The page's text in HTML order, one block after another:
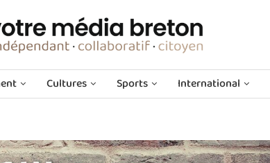
Cultures Sports International